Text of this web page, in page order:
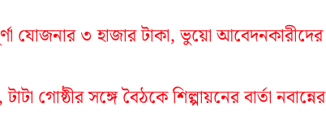
যোজনার ৩ হাজার টাকা, ভুয়ো আবেদনকারীদের
গোষ্ঠীর সঙ্গে বৈঠকে শিল্পায়নের বার্তা নবান্নের